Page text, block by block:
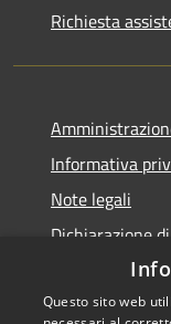
Richiesta
Informativa
Note legali
Dichiarazione
Questo sito web